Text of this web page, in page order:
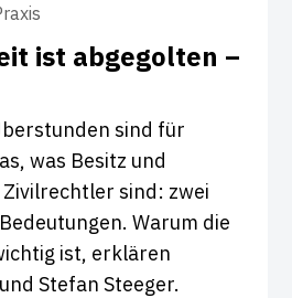
ist abge­golten –
sind für
was Besitz und
sind: zwei
Warum die
ist, erklären
Stefan Steeger.